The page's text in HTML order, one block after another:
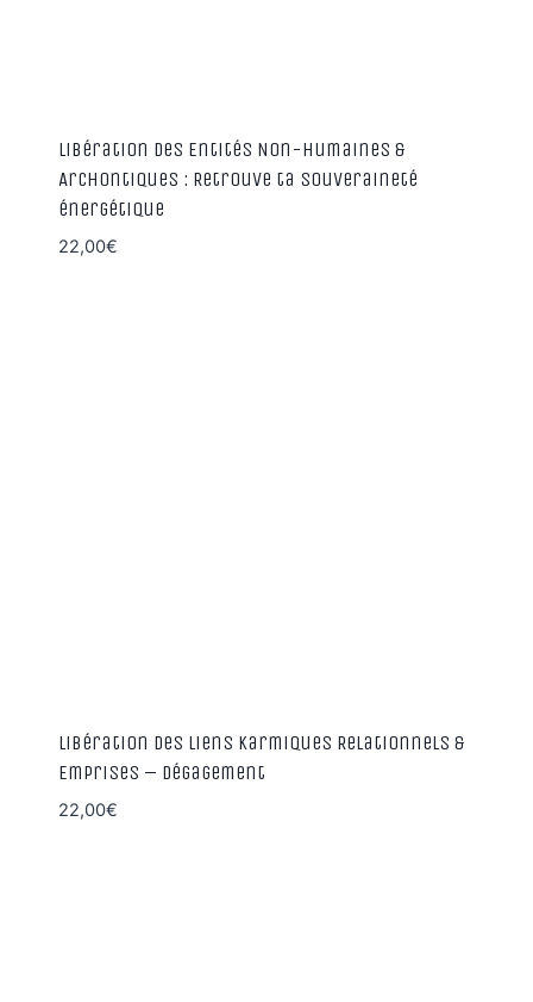
Libération des Entités Non-Humaines &
Archontiques : Retrouve ta souveraineté
énergétique
22,00€
Libération des Liens Karmiques Relationnels &
Emprises – Dégagement
22,00€